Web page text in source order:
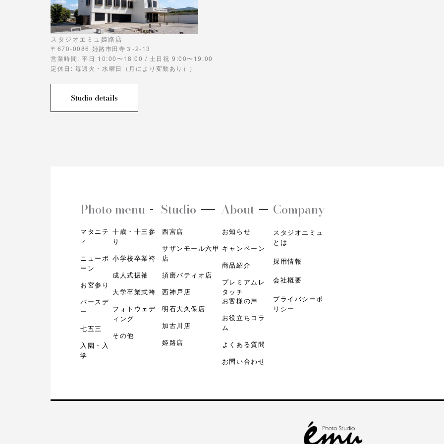
スタジオエミュ姫路店
〒670-0086 姫路市田寺３-2-13
営業時間: 平日 10:00〜18:00 / 土日祝 9:00〜19:00
定休日: 毎週火・水曜日（月により変動あり））
Studio details
Photo menu
マタニテ
ィ
ニューボ
ーン
お宮参り
バースデ
ー
七五三
入園・入
学
十歳・十三参
り
小学校卒業袴
成人式振袖
大学卒業式袴
フォトウェデ
ィング
その他
Studio
西宮店
サザンモール六甲
店
須磨パティオ店
西神戸店
明石大久保店
加古川店
姫路店
About
お知らせ
キャンペーン
商品紹介
プレミアムレ
タッチ
お客様の声
お役立ちコラ
ム
よくある質問
お問い合わせ
Company
スタジオエミュ
とは
採用情報
会社概要
プライバシーポ
リシー